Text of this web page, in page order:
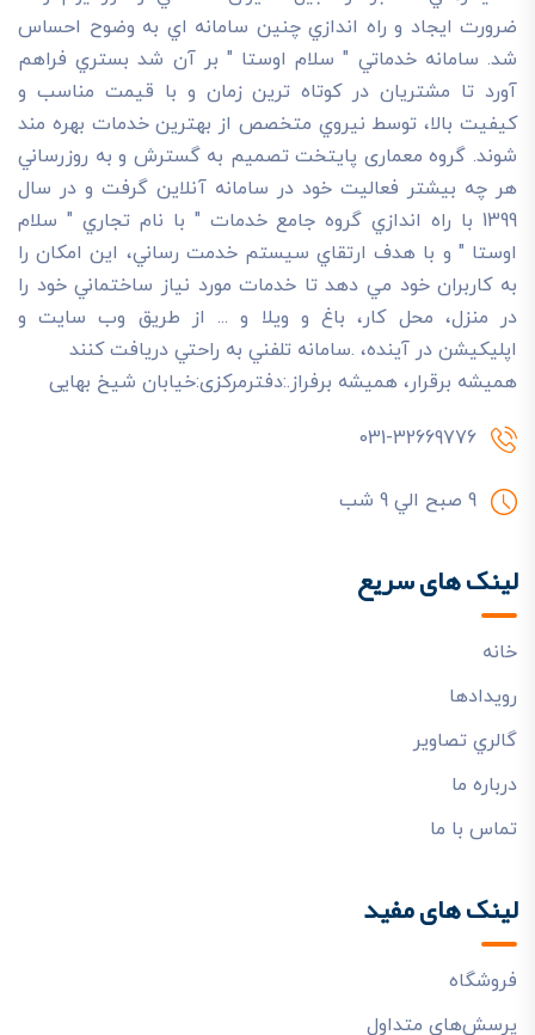
ضرورت ايجاد و راه اندازي چنين سامانه اي به وضوح احساس
شد. سامانه خدماتي " سلام اوستا " بر آن شد بستري فراهم
آورد تا مشتريان در کوتاه ترين زمان و با قيمت مناسب و
کيفيت بالا، توسط نيروي متخصص از بهترين خدمات بهره مند
شوند. گروه معماری پایتخت تصميم به گسترش و به روزرساني
هر چه بيشتر فعاليت خود در سامانه آنلاين گرفت و در سال
1399 با راه اندازي گروه جامع خدمات " با نام تجاري " سلام
اوستا " و با هدف ارتقاي سيستم خدمت رساني، اين امکان را
به کاربران خود مي دهد تا خدمات مورد نياز ساختماني خود را
در منزل، محل کار، باغ و ويلا و ... از طريق وب سايت و
اپليکيشن در آينده، .سامانه تلفني به راحتي دريافت کنند
هميشه برقرار، هميشه برفراز.:دفترمرکزی:خیابان شیخ بهایی
031-32669776
9 صبح الي 9 شب
لینک های سریع
خانه
رويدادها
گالري تصاوير
درباره ما
تماس با ما
لینک های مفید
فروشگاه
پرسش‌هاي متداول